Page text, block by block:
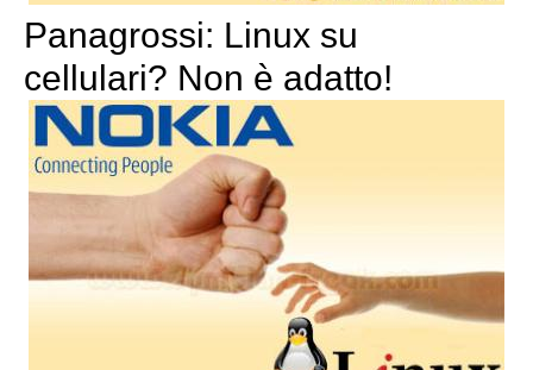
Panagrossi: Linux su
cellulari? Non è adatto!